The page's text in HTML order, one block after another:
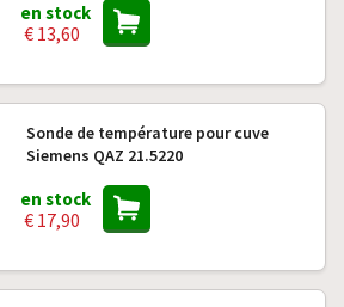
en stock
€ 13,60
Sonde de température pour cuve
Siemens QAZ 21.5220
en stock
€ 17,90